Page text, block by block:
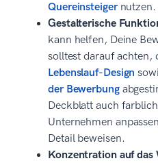
Quereinsteigernutzen.
Gestalterische
kann helfen, Deine
solltest darauf achten,
Lebenslauf-Design
der Bewerbung
Deckblatt auch
Unternehmen
Detail beweisen.
Konzentration auf das